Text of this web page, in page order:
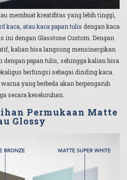
membuat kreatifitas yang lebih tinggi,
kaca, atau kaca papan tulis dengan kaca
dengan Glasstone Custom. Dengan
kalian bisa langsung mensinergikan
dengan papan tulis, sehingga kalian bisa
berfungsi sebagai dinding kaca.
yang berbeda akan berpengaruh
secara keseluruhan.
Permukaan Matte
Glossy